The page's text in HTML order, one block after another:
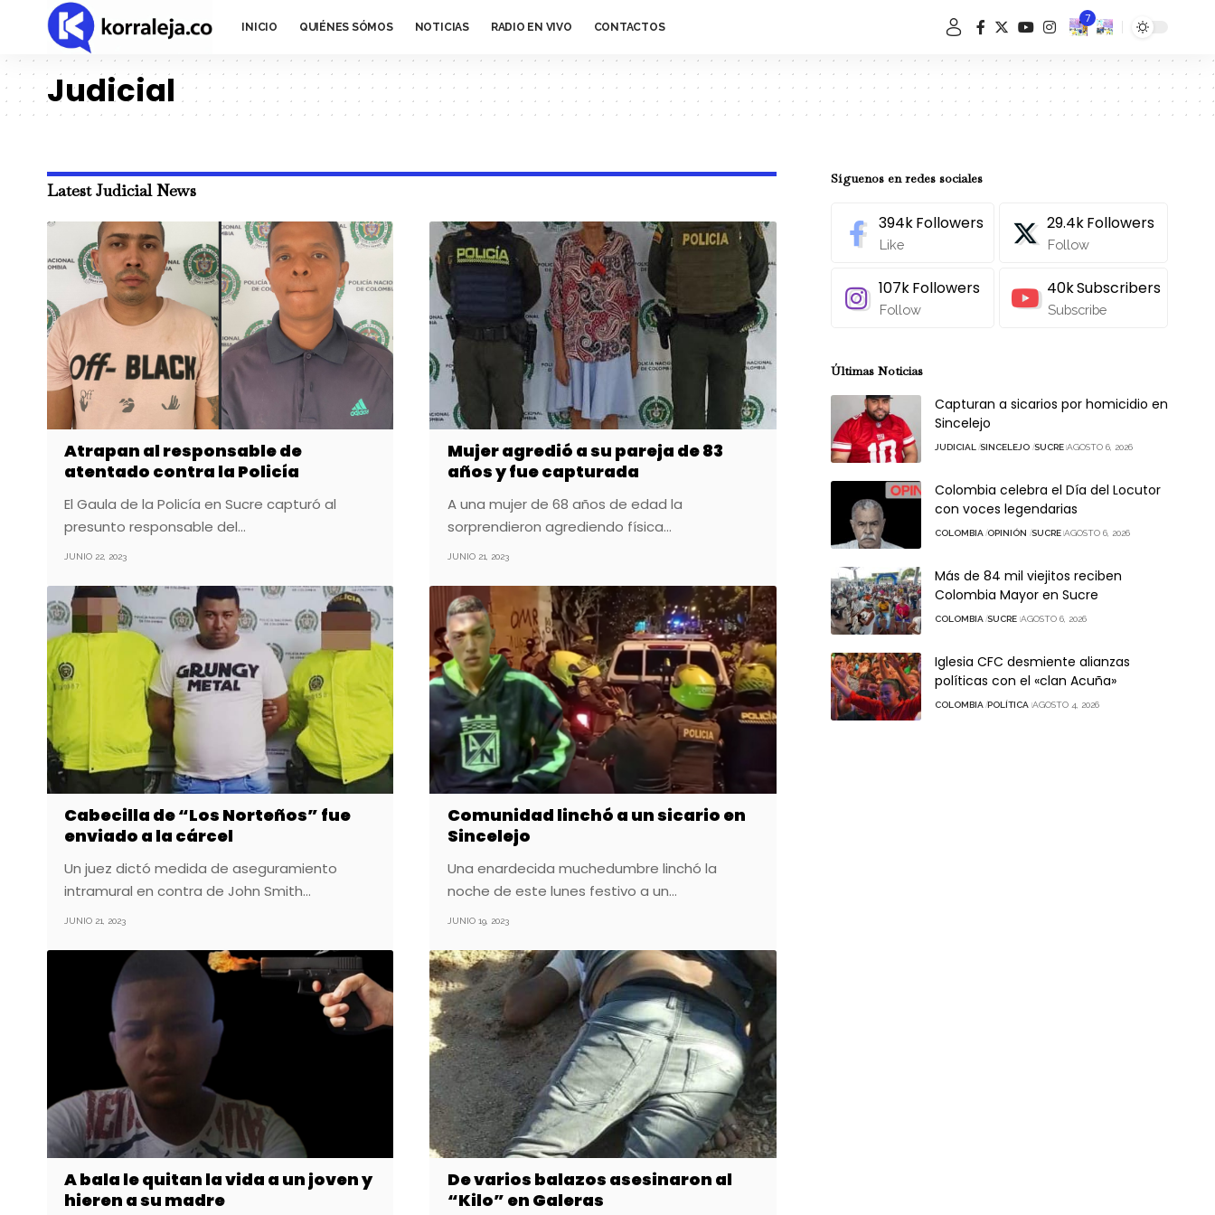
INICIO QUIÉNES SÓMOS NOTICIAS RADIO EN VIVO CONTACTOS
7
Judicial
Latest Judicial News
Atrapan al responsable de
atentado contra la Policía
El Gaula de la Policía en Sucre capturó al
presunto responsable del…
JUNIO 22, 2023
Mujer agredió a su pareja de 83
años y fue capturada
A una mujer de 68 años de edad la
sorprendieron agrediendo física…
JUNIO 21, 2023
Cabecilla de “Los Norteños” fue
enviado a la cárcel
Un juez dictó medida de aseguramiento
intramural en contra de John Smith…
JUNIO 21, 2023
Comunidad linchó a un sicario en
Sincelejo
Una enardecida muchedumbre linchó la
noche de este lunes festivo a un…
JUNIO 19, 2023
A bala le quitan la vida a un joven y
hieren a su madre
De varios balazos asesinaron al
“Kilo” en Galeras
Síguenos en redes sociales
394kFollowers
Like
29.4kFollowers
Follow
107kFollowers
Follow
40kSubscribers
Subscribe
Últimas Noticias
Capturan a sicarios por homicidio en
Sincelejo
JUDICIAL SINCELEJO SUCRE AGOSTO 6, 2026
Colombia celebra el Día del Locutor
con voces legendarias
COLOMBIA OPINIÓN SUCRE AGOSTO 6, 2026
Más de 84 mil viejitos reciben
Colombia Mayor en Sucre
COLOMBIA SUCRE AGOSTO 6, 2026
Iglesia CFC desmiente alianzas
políticas con el «clan Acuña»
COLOMBIA POLÍTICA AGOSTO 4, 2026